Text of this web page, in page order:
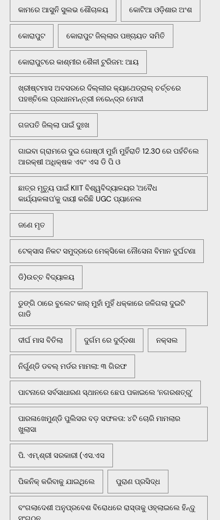
କାମରେ ଆସୁନି ସୁଲଭ ଶୌଚାଳୟ କୋଟିଆ ଓଡ଼ିଶାର ଅଂଶ
କୋରାପୁଟ କୋରାପୁଟ ଜିଲ୍ଲାର ପଞ୍ଚାୟତ ସମିତି
କୋରାପୁଟରେ କାଶ୍ମୀର ଶୈଳୀ ଟୁରିଜମ: ଆୟ
ଖ୍ରୀଷ୍ଟମାସ ଅବସରରେ ଦିଲ୍ଲୀର କ୍ୟାଥେଡ୍ରାଲ୍ ଚର୍ଚ୍ଚରେ
ପହଞ୍ଚିଲେ ପ୍ରଧାନମନ୍ତ୍ରୀ ନରେନ୍ଦ୍ର ମୋଦୀ
ଗଜପତି ଜିଲ୍ଲା ପାଇଁ ଦୁଃଖ
ଗାଇବା ଗ୍ରାମରେ ଦୁଇ ଗୋଷ୍ଠୀ ମୁହାଁ ମୁହିଁରାତି 12.30 ରେ ପହଁଚିଲେ
ଆରକ୍ଷୀ ଅଧିକ୍ଷକ ଏବଂ ଏସ ଡି ପି ଓ
ଛାତ୍ର ମୃତ୍ୟୁ ପାଇଁ KIIT ବିଶ୍ୱବିଦ୍ୟାଳୟର 'ଅବୈଧ
କାର୍ଯ୍ୟକଳାପ'କୁ ଦାୟୀ କରିଛି UGC ପ୍ୟାନେଲ
ଜଣେ ମୃତ
ଟେକ୍ସାସ ନିକଟ ସମୁଦ୍ରରେ ମେକ୍ସିକୋ ନୌସେନା ବିମାନ ଦୁର୍ଘଟଣା
ଡି)ଉଚ୍ଚ ବିଦ୍ୟାଳୟ
ଡୁଙ୍ଗି ଠାରେ ବୁଲେଟ କାର୍ ମୁହାଁ ମୁହିଁ ଧକ୍କାରେ ଜଳିଗଲା ଦୁଇଟି
ଗାଡି
ଦୀର୍ଘ ମାସ ବିତିଲା ଦୁର୍ଗମ ରେ ଦୁର୍ଦ୍ଦଶା ନକ୍ସଲ
ନିର୍ଗୁଣ୍ଡି ଡବଲ୍ ମର୍ଡର ମାମଲା: ୩ ଗିରଫ
ପାଟନାରେ ସର୍ବସାଧାରଣ ସ୍ଥାନରେ ଛେପ ପକାଇଲେ ‘ନଗରଶତ୍ରୁ’
ପାରଳାଖେମୁଣ୍ଡି ପୁଲିସର ବଡ଼ ସଫଳତା: ୪ଟି ଚୋରି ମାମଲାର
ଖୁଲାସା
ପି. ଏମ୍.ଶ୍ରୀ ସରକାରୀ (ଏସ.ଏସ
ପିକନିକ୍‌ କରିବାକୁ ଯାଇଥିଲେ ପୁରାଣ ପ୍ରସିଦ୍ଧ
ବଂଗଲାଦେଶୀ ଅନୁପ୍ରବେଶ ବିରୋଧରେ ରାସ୍ତାକୁ ଓହ୍ଲାଇଲେ ହିନ୍ଦୁ